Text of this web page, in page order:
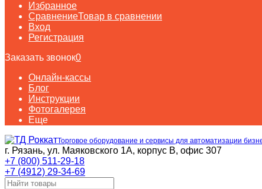
Избранное
СравнениеТовар в сравнении
Вход
Регистрация
Заказать звонок0
Онлайн-кассы
Блог
Инструкции
Фотогалерея
Еще
Торговое оборудование и сервисы для автоматизации
г. Рязань, ул. Маяковского 1А, корпус B, офис 307
+7 (800) 511-29-18
+7 (4912) 29-34-69